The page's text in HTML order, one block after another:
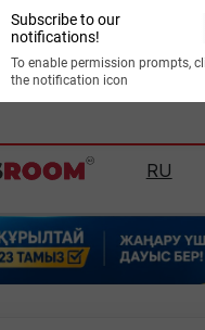
Subscribe to our
notifications!
To enable permission prompts,
the notification icon
17°C Алматы:
RU